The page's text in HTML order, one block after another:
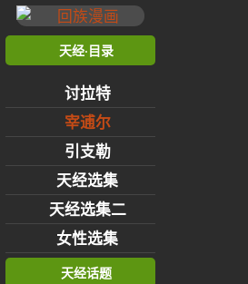
天经·目录
讨拉特
宰逋尔
引支勒
天经选集
天经选集二
女性选集
天经话题